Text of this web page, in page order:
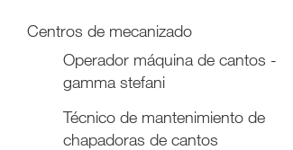
Centros de mecanizado
Operador máquina de cantos -
gamma stefani
Técnico de mantenimiento de
chapadoras de cantos